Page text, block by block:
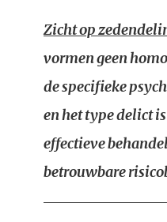
Zicht op
vormen geen
de specifieke
en het type delict
effectieve
betrouwbare